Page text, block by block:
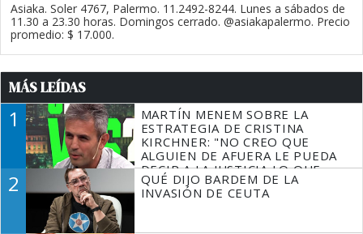
Asiaka. Soler 4767, Palermo. 11.2492-8244. Lunes a sábados de
11.30 a 23.30 horas. Domingos cerrado. @asiakapalermo. Precio
promedio: $ 17.000.
MÁS LEÍDAS
1
MARTÍN MENEM SOBRE LA
ESTRATEGIA DE CRISTINA
KIRCHNER: "NO CREO QUE
ALGUIEN DE AFUERA LE PUEDA
DECIR A LA JUSTICIA LO QUE
TIENE QUE HACER"
2
QUÉ DIJO BARDEM DE LA
INVASIÓN DE CEUTA